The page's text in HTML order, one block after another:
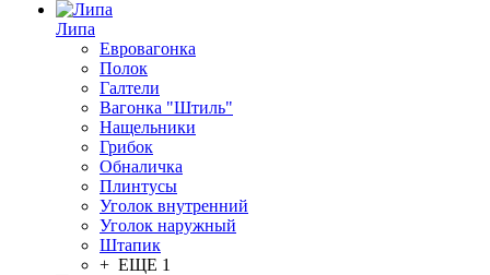
Липа
Евровагонка
Полок
Галтели
Вагонка "Штиль"
Нащельники
Грибок
Обналичка
Плинтусы
Уголок внутренний
Уголок наружный
Штапик
+ ЕЩЕ 1